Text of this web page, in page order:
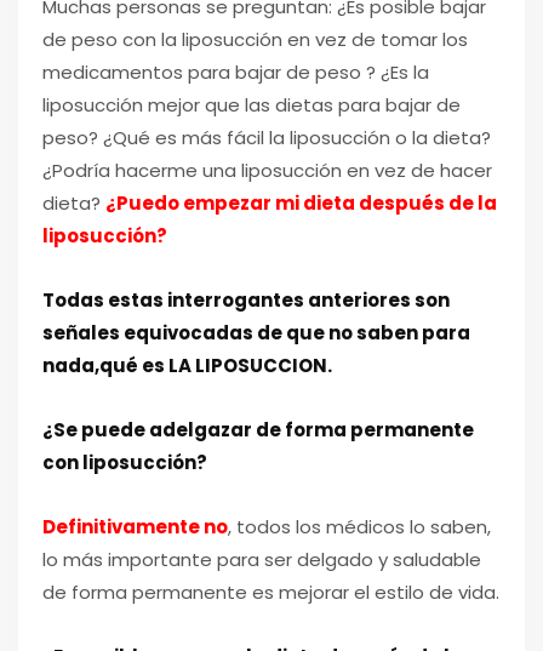
Muchas personas se preguntan: ¿Es posible bajar
de peso con la liposucción en vez de tomar los
medicamentos para bajar de peso ? ¿Es la
liposucción mejor que las dietas para bajar de
peso? ¿Qué es más fácil la liposucción o la dieta?
¿Podría hacerme una liposucción en vez de hacer
dieta? ¿Puedo empezar mi dieta después de la
liposucción?
Todas estas interrogantes anteriores son
señales equivocadas de que no saben para
nada,qué es LA LIPOSUCCION.
¿Se puede adelgazar de forma permanente
con liposucción?
Definitivamente no, todos los médicos lo saben,
lo más importante para ser delgado y saludable
de forma permanente es mejorar el estilo de vida.